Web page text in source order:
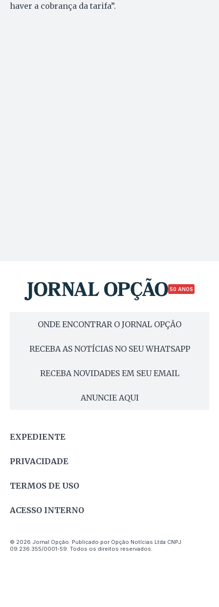
haver a cobrança da tarifa”.
50 ANOS
ONDE ENCONTRAR O JORNAL OPÇÃO
RECEBA AS NOTÍCIAS NO SEU WHATSAPP
RECEBA NOVIDADES EM SEU EMAIL
ANUNCIE AQUI
EXPEDIENTE
PRIVACIDADE
TERMOS DE USO
ACESSO INTERNO
© 2026 Jornal Opção. Publicado por Opção Notícias Ltda CNPJ
09.236.355/0001-59. Todos os direitos reservados.